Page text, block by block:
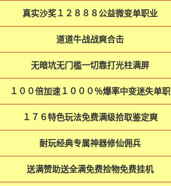
真实沙奖１２８８８公益微变单职业
道道牛战战爽合击
无暗坑无门槛一切靠打光柱满屏
１００倍加速１０００％爆率中变迷失单职
１７６特色玩法免费满级拾取鉴定爽
耐玩经典专属神器修仙佣兵
送满赞助送全满免费捡物免费挂机